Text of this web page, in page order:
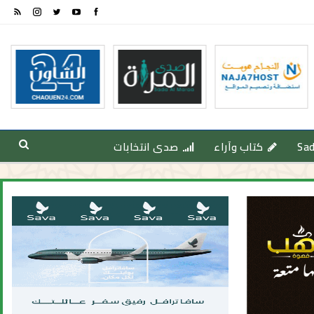
كتاب وآراء صدى انتخابات